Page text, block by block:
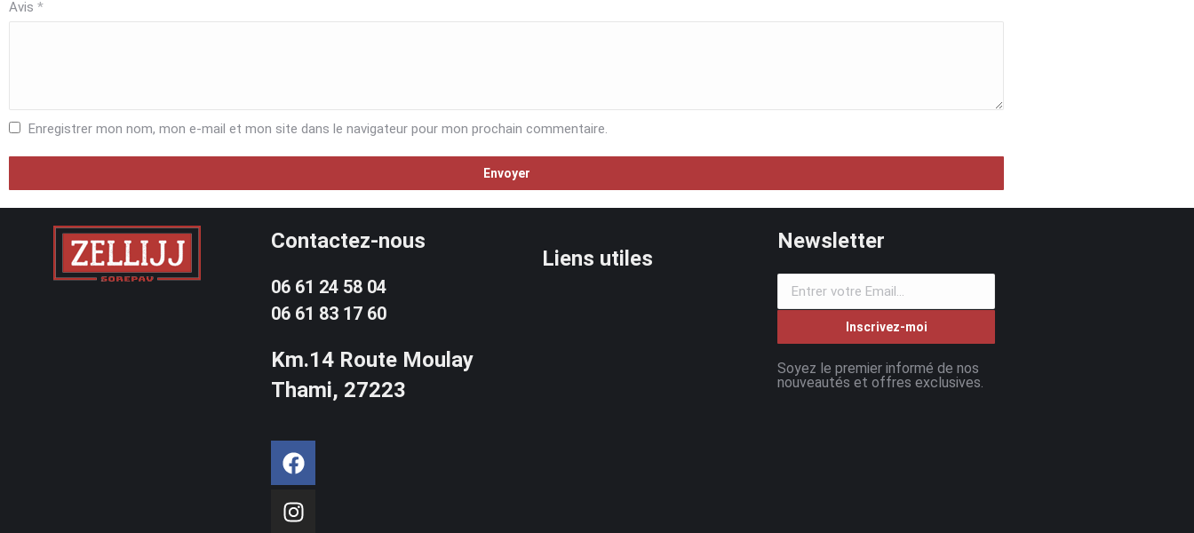
Avis *
Enregistrer mon nom, mon e-mail et mon site dans le navigateur pour mon prochain commentaire.
Envoyer
Contactez-nous
06 61 24 58 04
06 61 83 17 60
Km.14 Route Moulay
Thami, 27223
Liens utiles
Newsletter
Inscrivez-moi
Soyez le premier informé de nos
nouveautés et offres exclusives.